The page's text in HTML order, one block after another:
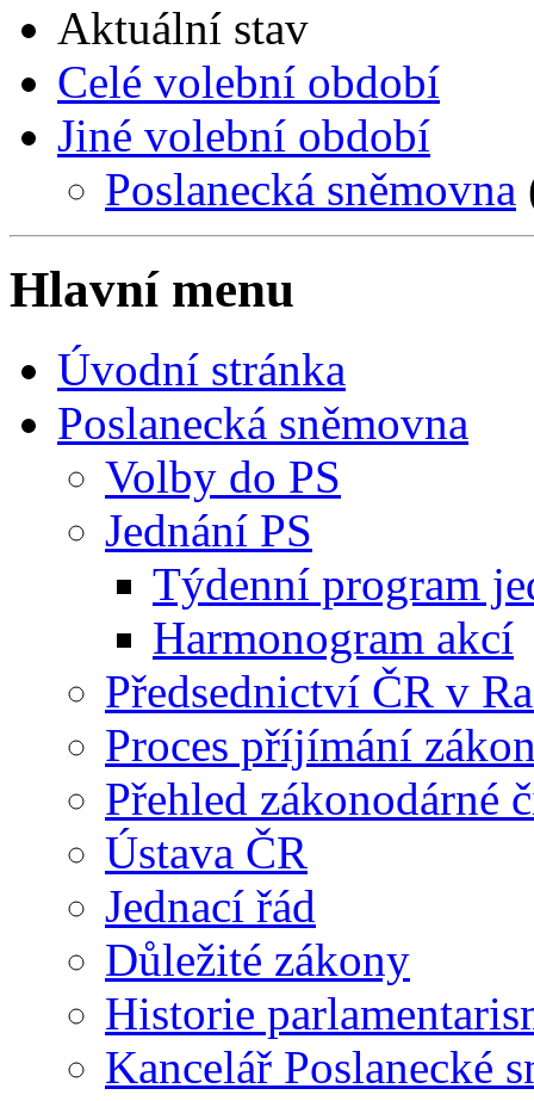
Aktuální stav
Celé volební období
Jiné volební období
Poslanecká sněmovna
Hlavní menu
Úvodní stránka
Poslanecká sněmovna
Volby do PS
Jednání PS
Týdenní program
Harmonogram akcí
Předsednictví ČR v
Proces příjímání
Přehled zákonodárné
Ústava ČR
Jednací řád
Důležité zákony
Historie
Kancelář Poslanecké